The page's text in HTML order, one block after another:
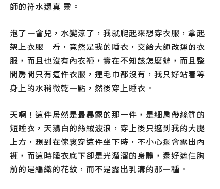
師的符水還真 靈。
泡了一會兒，水變涼了，我就爬起來想穿衣服，拿起
架上衣服一看，竟然是我的睡衣，交給大師改運的衣
服，而且也沒有內衣褲，實在不知該怎麼辦，而且整
間房間只有這件衣服，連毛巾都沒有，我只好站着等
身上的水稍微乾一點，然後穿上睡衣。
天啊！這件居然是最暴露的那一件，是細肩帶絲質的
短睡衣，天鵝白的絲絨波浪，穿上後只遮到我的大腿
上方，想到在傢裹穿這件坐下時，不小心還會露出內
褲，而這時睡衣底下卻是光溜溜的身體，還好遮住胸
前的是編織的花紋，而不是露出乳溝的那一種。